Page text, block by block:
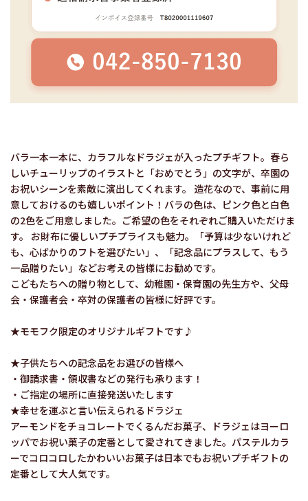
バラ一本一本に、カラフルなドラジェが入ったプチギフト。春ら
しいチューリップのイラストと「おめでとう」の文字が、卒園の
お祝いシーンを素敵に演出してくれます。 造花なので、事前に用
意しておけるのも嬉しいポイント！バラの色は、ピンク色と白色
の2色をご用意しました。ご希望の色をそれぞれご購入いただけま
す。 お財布に優しいプチプライスも魅力。「予算は少ないけれど
も、心ばかりのフトを選びたい」、「記念品にプラスして、もう
一品贈りたい」などお考えの皆様にお勧めです。
こどもたちへの贈り物として、幼稚園・保育園の先生方や、父母
会・保護者会・卒対の保護者の皆様に好評です。
★モモフク限定のオリジナルギフトです♪
★子供たちへの記念品をお選びの皆様へ
・御請求書・領収書などの発行も承ります！
・ご指定の場所に直接発送いたします
★幸せを運ぶと言い伝えられるドラジェ
アーモンドをチョコレートでくるんだお菓子、ドラジェはヨーロ
ッパでお祝い菓子の定番として愛されてきました。パステルカラ
ーでコロコロしたかわいいお菓子は日本でもお祝いプチギフトの
定番として大人気です。